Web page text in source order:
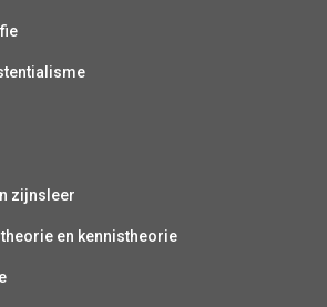
zijnsleer
en kennistheorie